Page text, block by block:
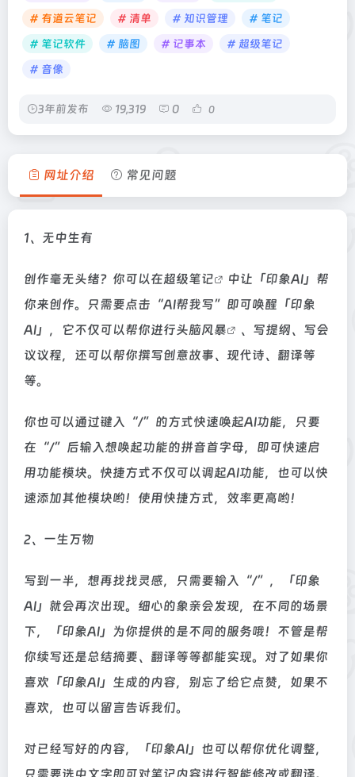
# 有道云笔记
# 清单 # 知识管理
# 笔记
# 笔记软件
# 脑图 # 记事本
# 超级笔记
# 音像
3年前发布 19,319 0 0
网址介绍 常见问题
1、无中生有
创作毫无头绪？你可以在超级笔记
中让「印象AI」帮
你来创作。只需要点击“AI帮我写”即可唤醒「印象
AI」，它不仅可以帮你进行头脑风暴
、写提纲、写会
议议程，还可以帮你撰写创意故事、现代诗、翻译等
等。
你也可以通过键入“/”的方式快速唤起AI功能，只要
在“/”后输入想唤起功能的拼音首字母，即可快速启
用功能模块。快捷方式不仅可以调起AI功能，也可以快
速添加其他模块哟！使用快捷方式，效率更高哟！
2、一生万物
写到一半，想再找找灵感，只需要输入“/”，「印象
AI」就会再次出现。细心的象亲会发现，在不同的场景
下，「印象AI」为你提供的是不同的服务哦！不管是帮
你续写还是总结摘要、翻译等等都能实现。对了如果你
喜欢「印象AI」生成的内容，别忘了给它点赞，如果不
喜欢，也可以留言告诉我们。
对已经写好的内容，「印象AI」也可以帮你优化调整，